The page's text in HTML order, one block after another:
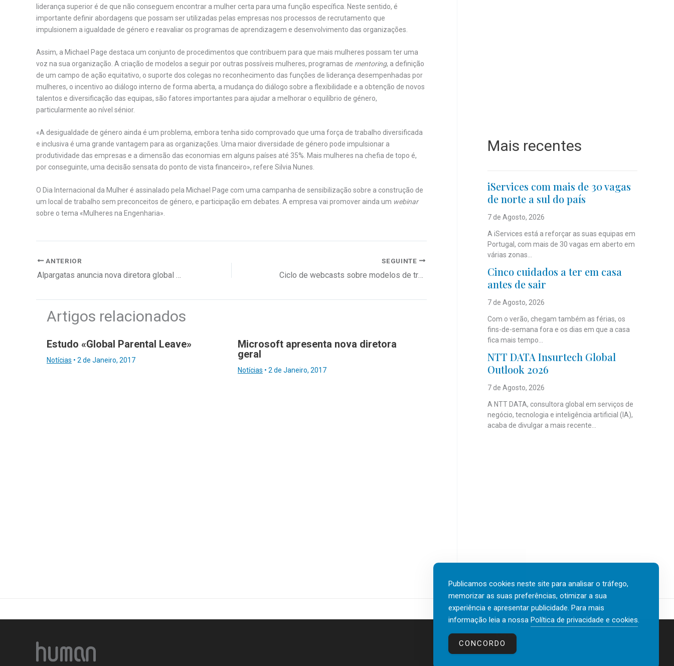
liderança superior é de que não conseguem encontrar a mulher certa para uma função específica. Neste sentido, é
importante definir abordagens que possam ser utilizadas pelas empresas nos processos de recrutamento que
impulsionem a igualdade de género e reavaliar os programas de aprendizagem e desenvolvimento das organizações.
Assim, a Michael Page destaca um conjunto de procedimentos que contribuem para que mais mulheres possam ter uma
voz na sua organização. A criação de modelos a seguir por outras possíveis mulheres, programas de mentoring, a definição
de um campo de ação equitativo, o suporte dos colegas no reconhecimento das funções de liderança desempenhadas por
mulheres, o incentivo ao diálogo interno de forma aberta, a mudança do diálogo sobre a flexibilidade e a obtenção de novos
talentos e diversificação das equipas, são fatores importantes para ajudar a melhorar o equilíbrio de género,
particularmente ao nível sénior.
«A desigualdade de género ainda é um problema, embora tenha sido comprovado que uma força de trabalho diversificada
e inclusiva é uma grande vantagem para as organizações. Uma maior diversidade de género pode impulsionar a
produtividade das empresas e a dimensão das economias em alguns países até 35%. Mais mulheres na chefia de topo é,
por conseguinte, uma decisão sensata do ponto de vista financeiro», refere Silvia Nunes.
O Dia Internacional da Mulher é assinalado pela Michael Page com uma campanha de sensibilização sobre a construção de
um local de trabalho sem preconceitos de género, e participação em debates. A empresa vai promover ainda um webinar
sobre o tema «Mulheres na Engenharia».
ANTERIOR SEGUINTE
Artigos relacionados
Estudo «Global Parental Leave»
Notícias • 2 de Janeiro, 2017
Microsoft apresenta nova diretora
geral
Notícias • 2 de Janeiro, 2017
Mais recentes
iServices com mais de 30 vagas
de norte a sul do país
7 de Agosto, 2026
A iServices está a reforçar as suas equipas em
Portugal, com mais de 30 vagas em aberto em
várias zonas...
Cinco cuidados a ter em casa
antes de sair
7 de Agosto, 2026
Com o verão, chegam também as férias, os
fins-de-semana fora e os dias em que a casa
fica mais tempo...
NTT DATA Insurtech Global
Outlook 2026
7 de Agosto, 2026
A NTT DATA, consultora global em serviços de
negócio, tecnologia e inteligência artificial (IA),
acaba de divulgar a mais recente...
Contactos
Publicamos cookies neste site para analisar o tráfego,
memorizar as suas preferências, otimizar a sua
experiência e apresentar publicidade. Para mais
informação leia a nossa Política de privacidade e cookies.
CONCORDO